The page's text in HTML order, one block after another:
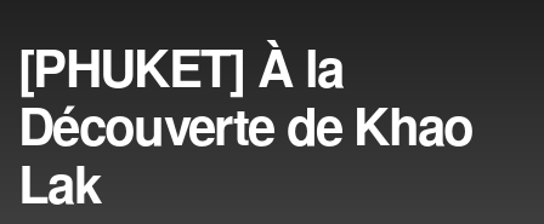
[PHUKET] À la
Découverte de Khao
Lak